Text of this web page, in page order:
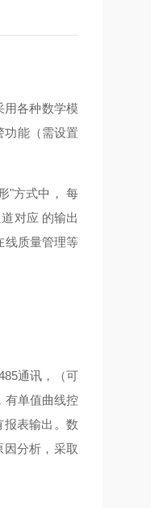
用各种数学模
功能（需设置
"方式中， 每
对应 的输出
线质量管理等
通讯，（可
有单值曲线控
报表输出。数
分析，采取